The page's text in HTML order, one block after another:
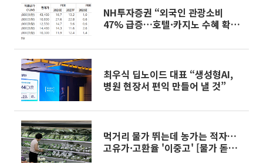
NH투자증권 “외국인 관광소비
47% 급증…호텔·카지노 수혜 확
최우식 딥노이드 대표 “생성형AI,
병원 현장서 편익 만들어 낼 것”
먹거리 물가 뛰는데 농가는 적자…
고유가·고환율 '이중고' [물가 돋보